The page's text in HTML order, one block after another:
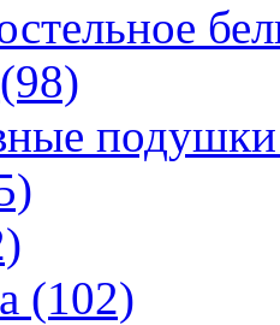
(98)
(102)